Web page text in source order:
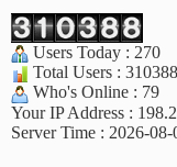
Users Today : 270
Total Users : 310388
Who's Online : 79
Your IP Address :
Server Time : 2026-08-